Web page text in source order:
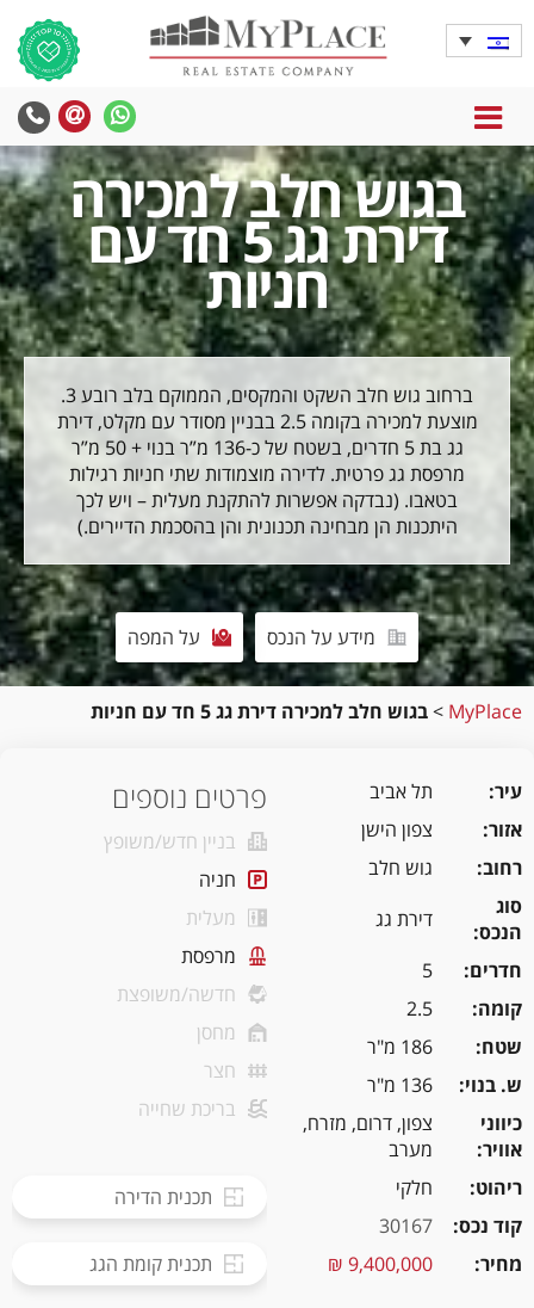
MyPlace
-
WhatsApp
-
צרו
עימנו
קשר
MENU
בגוש חלב למכירה
דירת גג 5 חד עם
חניות
ברחוב גוש חלב השקט והמקסים, הממוקם בלב רובע 3.
מוצעת למכירה בקומה 2.5 בבניין מסודר עם מקלט, דירת
גג בת 5 חדרים, בשטח של כ-136 מ”ר בנוי + 50 מ”ר
מרפסת גג פרטית. לדירה מוצמודות שתי חניות רגילות
בטאבו. (נבדקה אפשרות להתקנת מעלית – ויש לכך
היתכנות הן מבחינה תכנונית והן בהסכמת הדיירים.)
מידע על הנכס על המפה
MyPlace
>בגוש חלב למכירה דירת גג 5 חד עם חניות
עיר
תל אביב
אזור
צפון הישן
רחוב
גוש חלב
סוג
הנכס
דירת גג
חדרים
5
קומה
2.5
שטח
186 מ"ר
ש. בנוי
136 מ"ר
כיווני
אוויר
צפון, דרום, מזרח,
מערב
ריהוט
חלקי
קוד נכס
30167
מחיר
9,400,000 ₪
פרטים נוספים
בניין חדש/משופץ
חניה
מעלית
מרפסת
חדשה/משופצת
מחסן
חצר
בריכת שחייה
תכנית הדירה
תכנית קומת הגג